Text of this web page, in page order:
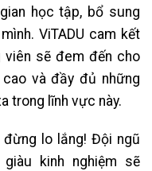
học tập, bổ sung
ViTADU cam kết
viên sẽ đem đến cho
và đầy đủ những
trong lĩnh vực này.
lo lắng! Đội ngũ
kinh nghiệm sẽ